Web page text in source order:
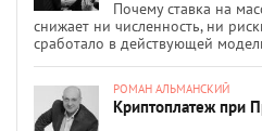
Почему ставка на
снижает ни численность, ни
сработало в действующей
РОМАН АЛЬМАНСКИЙ
Криптоплатеж при